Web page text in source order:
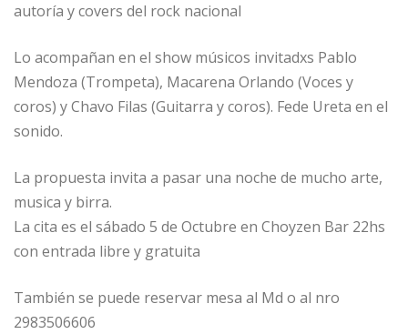
autoría y covers del rock nacional
Lo acompañan en el show músicos invitadxs Pablo
Mendoza (Trompeta), Macarena Orlando (Voces y
coros) y Chavo Filas (Guitarra y coros). Fede Ureta en el
sonido.
La propuesta invita a pasar una noche de mucho arte,
musica y birra.
La cita es el sábado 5 de Octubre en Choyzen Bar 22hs
con entrada libre y gratuita
También se puede reservar mesa al Md o al nro
2983506606